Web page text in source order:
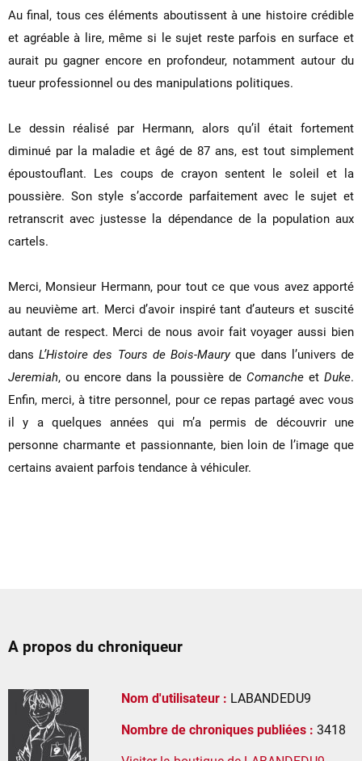
Au final, tous ces éléments aboutissent à une histoire crédible
et agréable à lire, même si le sujet reste parfois en surface et
aurait pu gagner encore en profondeur, notamment autour du
tueur professionnel ou des manipulations politiques.
Le dessin réalisé par Hermann, alors qu’il était fortement
diminué par la maladie et âgé de 87 ans, est tout simplement
époustouflant. Les coups de crayon sentent le soleil et la
poussière. Son style s’accorde parfaitement avec le sujet et
retranscrit avec justesse la dépendance de la population aux
cartels.
Merci, Monsieur Hermann, pour tout ce que vous avez apporté
au neuvième art. Merci d’avoir inspiré tant d’auteurs et suscité
autant de respect. Merci de nous avoir fait voyager aussi bien
dansL’Histoire des Tours de Bois-Mauryque dans l’univers de
Jeremiah, ou encore dans la poussière de Comanche etDuke.
Enfin, merci, à titre personnel, pour ce repas partagé avec vous
il y a quelques années qui m’a permis de découvrir une
personne charmante et passionnante, bien loin de l’image que
certains avaient parfois tendance à véhiculer.
A propos du chroniqueur
Nom d'utilisateur : LABANDEDU9
Nombre de chroniques publiées : 3418